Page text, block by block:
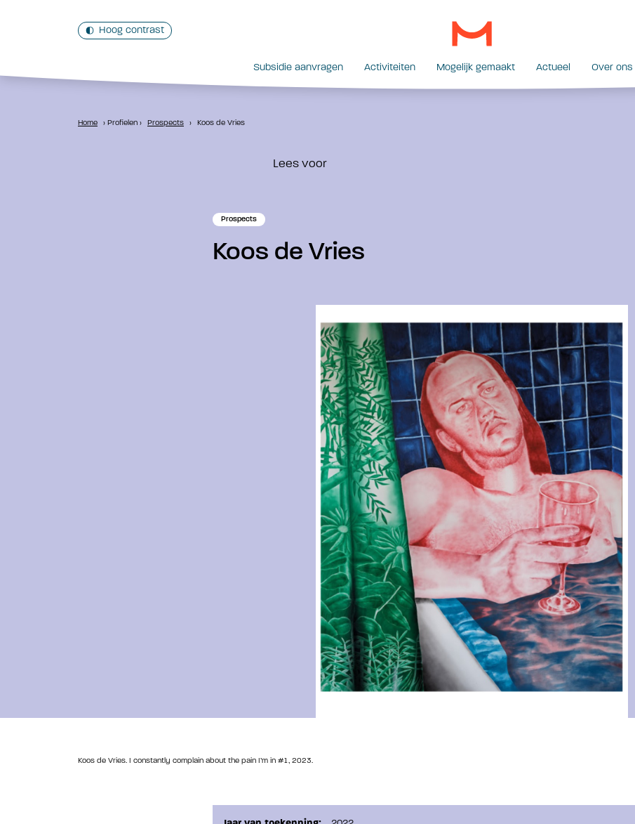
Hoog contrast
Subsidie aanvragen Activiteiten Mogelijk gemaakt Actueel Over ons
Home › Profielen › Prospects › Koos de Vries
Lees voor
Prospects
Koos de Vries
Koos de Vries. I constantly complain about the pain I’m in #1, 2023.